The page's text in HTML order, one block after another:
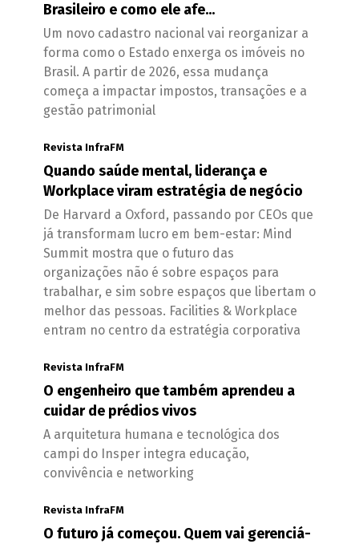
Brasileiro e como ele afe...
Um novo cadastro nacional vai reorganizar a
forma como o Estado enxerga os imóveis no
Brasil. A partir de 2026, essa mudança
começa a impactar impostos, transações e a
gestão patrimonial
Revista InfraFM
Quando saúde mental, liderança e
Workplace viram estratégia de negócio
De Harvard a Oxford, passando por CEOs que
já transformam lucro em bem-estar: Mind
Summit mostra que o futuro das
organizações não é sobre espaços para
trabalhar, e sim sobre espaços que libertam o
melhor das pessoas. Facilities & Workplace
entram no centro da estratégia corporativa
Revista InfraFM
O engenheiro que também aprendeu a
cuidar de prédios vivos
A arquitetura humana e tecnológica dos
campi do Insper integra educação,
convivência e networking
Revista InfraFM
O futuro já começou. Quem vai gerenciá-